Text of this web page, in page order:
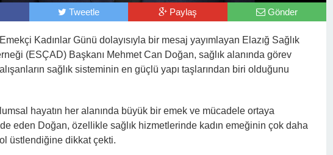
Tweetle Paylaş Gönder
Kadınlar Günü dolayısıyla bir mesaj yayımlayan Elazığ Sağlık
(ESÇAD) Başkanı Mehmet Can Doğan, sağlık alanında görev
sağlık sisteminin en güçlü yapı taşlarından biri olduğunu
hayatın her alanında büyük bir emek ve mücadele ortaya
eden Doğan, özellikle sağlık hizmetlerinde kadın emeğinin çok daha
üstlendiğine dikkat çekti.